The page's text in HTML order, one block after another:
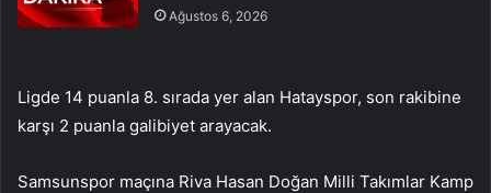
Ağustos 6, 2026
Ligde 14 puanla 8. sırada yer alan Hatayspor, son rakibine
karşı 2 puanla galibiyet arayacak.
Samsunspor maçına Riva Hasan Doğan Milli Takımlar Kamp